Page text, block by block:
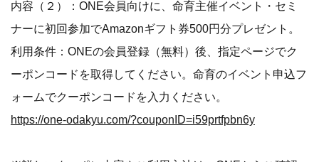
内容（２）：ONE会員向けに、命育主催イベント・セミ
ナーに初回参加でAmazonギフト券500円分プレゼント。
利用条件：ONEの会員登録（無料）後、指定ページでク
ーポンコードを取得してください。命育のイベント申込フ
ォームでクーポンコードを入力ください。
https://one-odakyu.com/?couponID=i59prtfpbn6y